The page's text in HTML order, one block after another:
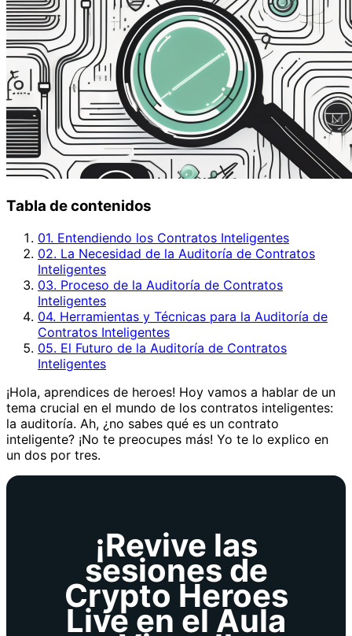
Tabla de contenidos
01. Entendiendo los Contratos Inteligentes
02. La Necesidad de la Auditoría de Contratos
Inteligentes
03. Proceso de la Auditoría de Contratos
Inteligentes
04. Herramientas y Técnicas para la Auditoría de
Contratos Inteligentes
05. El Futuro de la Auditoría de Contratos
Inteligentes
¡Hola, aprendices de heroes! Hoy vamos a hablar de un
tema crucial en el mundo de los contratos inteligentes:
la auditoría. Ah, ¿no sabes qué es un contrato
inteligente? ¡No te preocupes más! Yo te lo explico en
un dos por tres.
¡Revive las
sesiones de
Crypto Heroes
Live en el Aula